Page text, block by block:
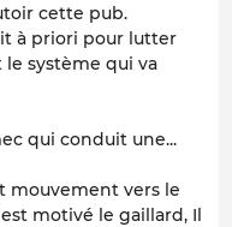
cette pub.
à priori pour lutter
système qui va
qui conduit une...
mouvement vers le
motivé le gaillard, Il